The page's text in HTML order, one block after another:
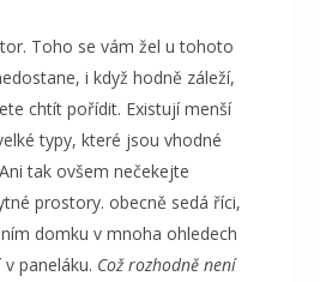
Toho se vám žel u tohoto
i když hodně záleží,
chtít pořídit. Existují menší
typy, které jsou vhodné
tak ovšem nečekejte
prostory. obecně sedá říci,
domku v mnoha ohledech
paneláku. Což rozhodně není